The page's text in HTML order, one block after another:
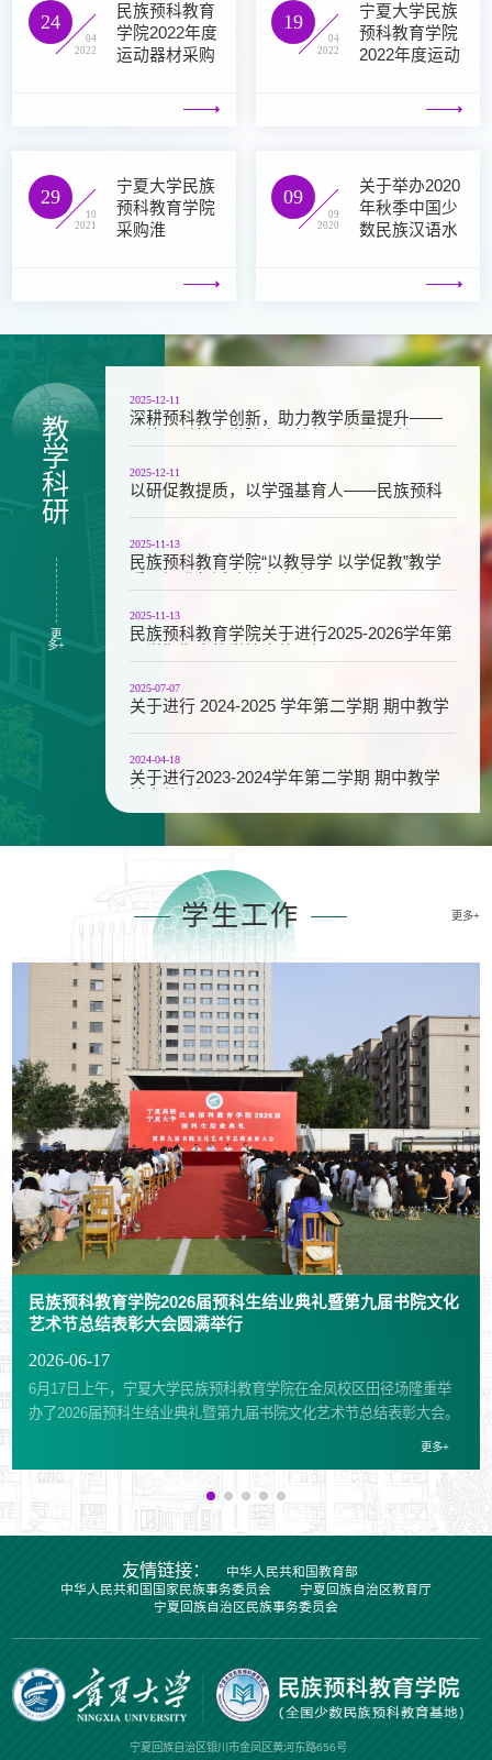
24
04
2022
民族预科教育
学院2022年度
运动器材采购
19
04
2022
宁夏大学民族
预科教育学院
2022年度运动
29
10
2021
宁夏大学民族
预科教育学院
采购淮
09
09
2020
关于举办2020
年秋季中国少
数民族汉语水
教
学
科
研
更
多+
2025-12-11
深耕预科教学创新，助力教学质量提升——
2025-12-11
以研促教提质，以学强基育人——民族预科
2025-11-13
民族预科教育学院“以教导学 以学促教”教学
2025-11-13
民族预科教育学院关于进行2025-2026学年第
2025-07-07
关于进行 2024-2025 学年第二学期 期中教学
2024-04-18
关于进行2023-2024学年第二学期 期中教学
学生工作 更多+
民族预科教育学院2026届预科生结业典礼暨第九届书院文化
艺术节总结表彰大会圆满举行
2026-06-17
6月17日上午，宁夏大学民族预科教育学院在金凤校区田径场隆重举
办了2026届预科生结业典礼暨第九届书院文化艺术节总结表彰大会。
学习、奔赴本科新征程的重要时刻，大会由学院党总支副书记毕远主
持。典礼在庄严的国歌声中拉开序幕。典礼伊始，2026届结业生代表
杨澜上台发言。她回顾了一年预科时光里的成长蜕变，感念学院悉心
培育、老师们谆谆教诲，诉说各民族同窗朝夕相伴、互助共进的温暖
情谊，同时表达了奔赴本科新阶段、勤学奋进的坚定决心。教师代表
赵谨登台寄语全体结业学子。她结合日常教学与陪伴学生的点滴经
春答卷。学院党总支副书记、院长马小玲发表讲话。她向顺利结业的
2026届全体预科学子送上诚挚祝贺，同时向全体结业学子提出三点殷
切期许：一是志存高远、厚植家国情怀，争做心怀家国的新时代青
年；二是笃行实干、主动担当作为，脚踏实地走好求学之路；三是坚
更多+
友情链接：
中华人民共和国教育部
中华人民共和国国家民族事务委员会
宁夏回族自治区教育厅
宁夏回族自治区民族事务委员会
宁夏回族自治区银川市金凤区黄河东路656号